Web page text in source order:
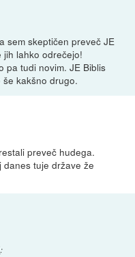
sem skeptičen preveč JE
lahko odrečejo!
pa tudi novim. JE Biblis
kakšno drugo.
preveč hudega.
danes tuje države že
: